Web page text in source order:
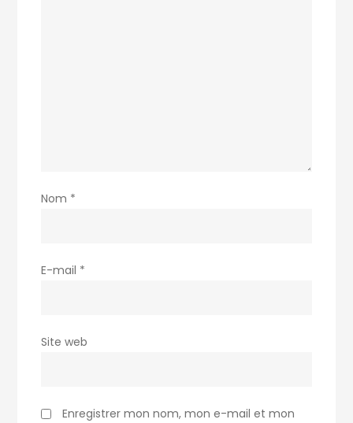
Nom *
E-mail *
Site web
Enregistrer mon nom, mon e-mail et mon